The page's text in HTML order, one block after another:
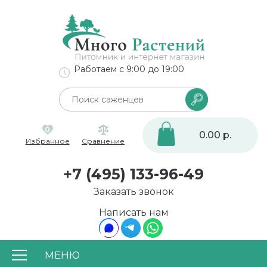
МЕНЮ
Написать нам
Работаем с 9:00 до 19:00
0
Избранное
Сравнение
0.00 р.
+7 (495) 133-96-49
Заказать звонок